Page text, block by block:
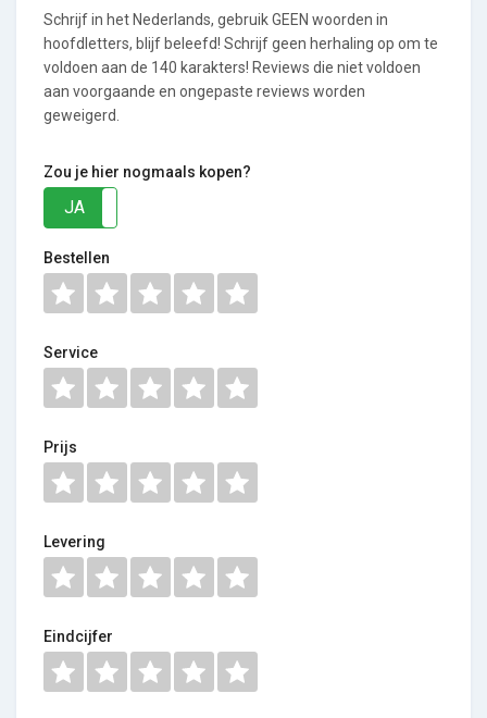
Schrijf in het Nederlands, gebruik GEEN woorden in
hoofdletters, blijf beleefd! Schrijf geen herhaling op om te
voldoen aan de 140 karakters! Reviews die niet voldoen
aan voorgaande en ongepaste reviews worden
geweigerd.
Zou je hier nogmaals kopen?
JA
Bestellen
Service
Prijs
Levering
Eindcijfer